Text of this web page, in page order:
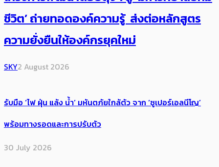
ชีวิต’ ถ่ายทอดองค์ความรู้ ส่งต่อหลักสูตร
ความยั่งยืนให้องค์กรยุคใหม่
SKY2 August 2026
รับมือ ‘ไฟ ฝุ่น แล้ง น้ำ’ มหันตภัยใกล้ตัว จาก ‘ซูเปอร์เอลนีโญ’
พร้อมทางรอดและการปรับตัว
30 July 2026